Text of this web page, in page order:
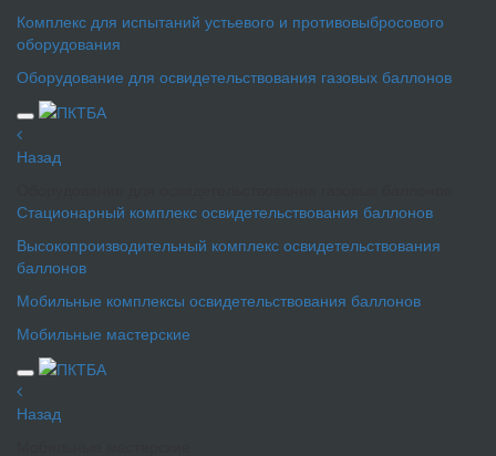
Комплекс для испытаний устьевого и противовыбросового
оборудования
Оборудование для освидетельствования газовых баллонов
Назад
Стационарный комплекс освидетельствования баллонов
Высокопроизводительный комплекс освидетельствования
баллонов
Мобильные комплексы освидетельствования баллонов
Мобильные мастерские
Назад